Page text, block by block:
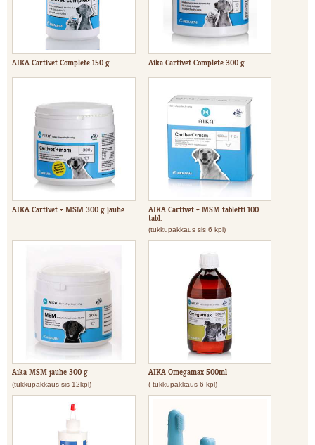
AIKA Cartivet Complete 150 g Aika Cartivet Complete 300 g
AIKA Cartivet + MSM 300 g jauhe
AIKA Cartivet + MSM tabletti 100
tabl.
(tukkupakkaus sis 6 kpl)
Aika MSM jauhe 300 g
(tukkupakkaus sis 12kpl)
AIKA Omegamax 500ml
( tukkupakkaus 6 kpl)